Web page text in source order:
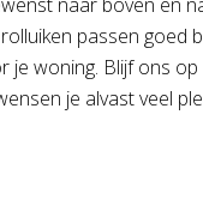
passen
woning. Blijf ons
je alvast veel